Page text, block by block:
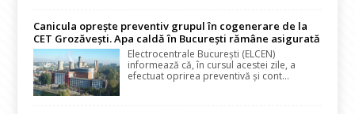
Canicula oprește preventiv grupul în cogenerare de la
CET Grozăvești. Apa caldă în București rămâne asigurată
Electrocentrale București (ELCEN)
informează că, în cursul acestei zile, a
efectuat oprirea preventivă și cont...